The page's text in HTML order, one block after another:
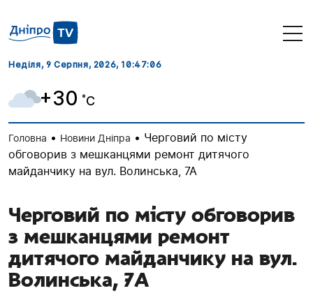
Неділя, 9 Серпня, 2026, 10:47:07
+30 ˚C
Головна • Новини Дніпра • Черговий по місту
обговорив з мешканцями ремонт дитячого
майданчику на вул. Волинська, 7А
Черговий по місту обговорив
з мешканцями ремонт
дитячого майданчику на вул.
Волинська, 7А